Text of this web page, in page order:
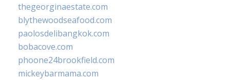
thegeorginaestate.com
blythewoodseafood.com
paolosdelibangkok.com
bobacove.com
phoone24brookfield.com
mickeybarmama.com